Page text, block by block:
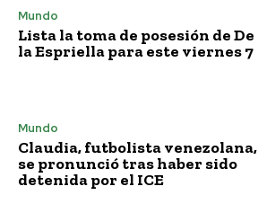
Mundo
Lista la toma de posesión de De
la Espriella para este viernes 7
Mundo
Claudia, futbolista venezolana,
se pronunció tras haber sido
detenida por el ICE